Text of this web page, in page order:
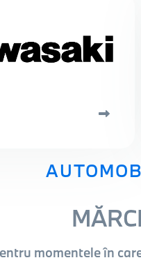
momentele în